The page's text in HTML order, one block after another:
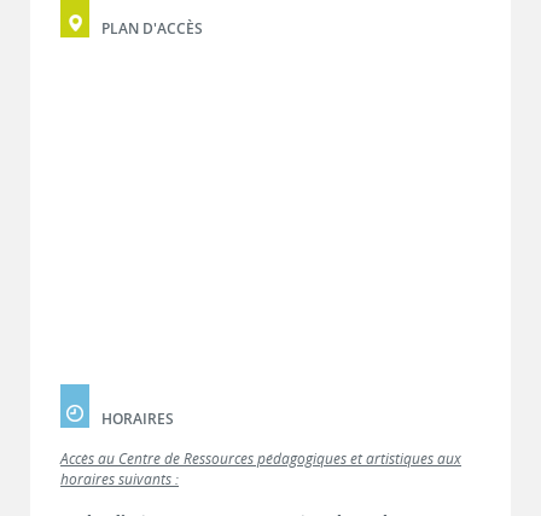
PLAN D'ACCÈS
HORAIRES
Accès au Centre de Ressources pédagogiques et artistiques aux
horaires suivants :